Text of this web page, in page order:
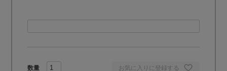
お気に入りに登録する